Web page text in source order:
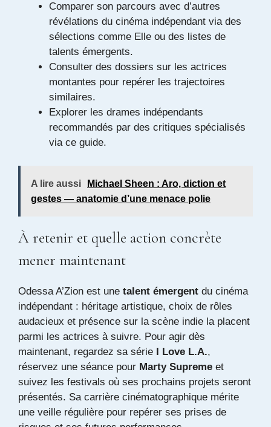
D&eacute;tails
Projets en pr&eacute;paration et
pr&eacute;sence pr&eacute;vue dans
plusieurs festivals ind&eacute;pendants :
&agrave; surveiller pour de nouvelles
r&eacute;v&eacute;lations.
Élément sélectionné :2017 &mdash;
R&eacute;v&eacute;lation dans Nashville
Comparer son parcours avec d’autres
révélations du cinéma indépendant via des
sélections comme Elle ou des listes de
talents émergents.
Consulter des dossiers sur les actrices
montantes pour repérer les trajectoires
similaires.
Explorer les drames indépendants
recommandés par des critiques spécialisés
via ce guide.
A lire aussi
Michael Sheen : Aro, diction et
gestes — anatomie d’une menace polie
À retenir et quelle action concrète
mener maintenant
Odessa A’Zion est une talent émergent du cinéma
indépendant : héritage artistique, choix de rôles
audacieux et présence sur la scène indie la placent
parmi les actrices à suivre. Pour agir dès
maintenant, regardez sa série I Love L.A.,
réservez une séance pour Marty Supreme et
suivez les festivals où ses prochains projets seront
présentés. Sa carrière cinématographique mérite
une veille régulière pour repérer ses prises de